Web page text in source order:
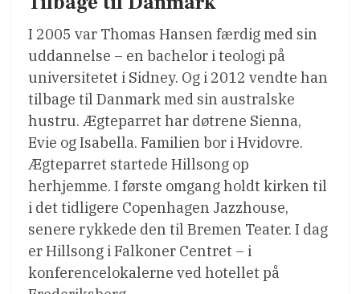
I 2005 var Thomas Hansen færdig med sin
uddannelse – en bachelor i teologi på
universitetet i Sidney. Og i 2012 vendte han
tilbage til Danmark med sin australske
hustru. Ægteparret har døtrene Sienna,
Evie og Isabella. Familien bor i Hvidovre.
Ægteparret startede Hillsong op
herhjemme. I første omgang holdt kirken til
i det tidligere Copenhagen Jazzhouse,
senere rykkede den til Bremen Teater. I dag
er Hillsong i Falkoner Centret – i
konferencelokalerne ved hotellet på